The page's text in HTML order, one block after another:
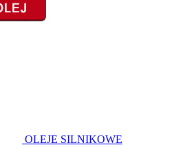
OLEJE SILNIKOWE